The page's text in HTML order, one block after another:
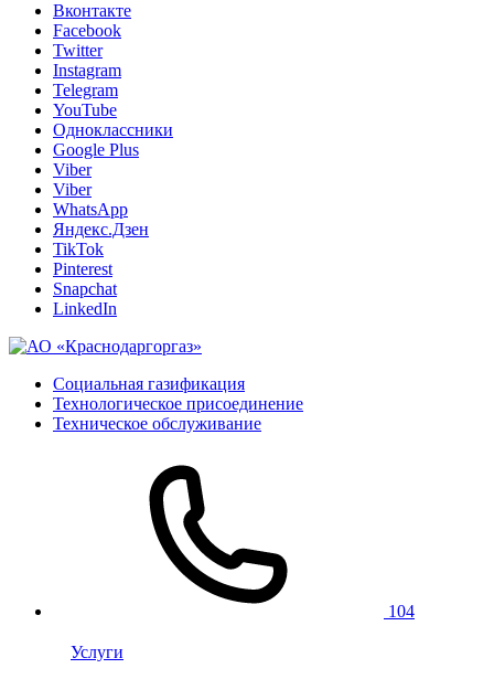
Вконтакте
Facebook
Twitter
Instagram
Telegram
YouTube
Одноклассники
Google Plus
Viber
Viber
WhatsApp
Яндекс.Дзен
TikTok
Pinterest
Snapchat
LinkedIn
Социальная газификация
Технологическое присоединение
Техническое обслуживание
104
Услуги